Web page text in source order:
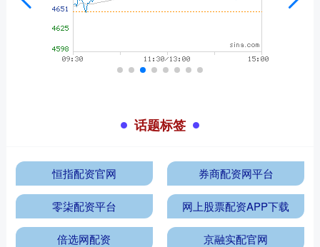
话题标签
恒指配资官网 券商配资网平台
零柒配资平台 网上股票配资APP下载
倍选网配资 京融实配官网